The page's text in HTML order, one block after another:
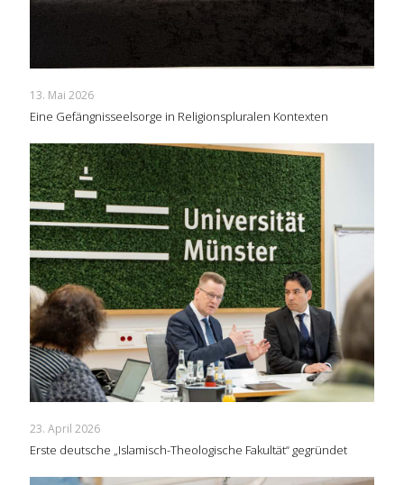
13. Mai 2026
Eine Gefängnisseelsorge in Religionspluralen Kontexten
23. April 2026
Erste deutsche „Islamisch-Theologische Fakultät“ gegründet